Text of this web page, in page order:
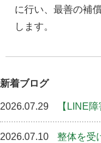
に行い、最善の補
します。
新着ブログ
2026.07.29 【LINE
2026.07.10
整体を受